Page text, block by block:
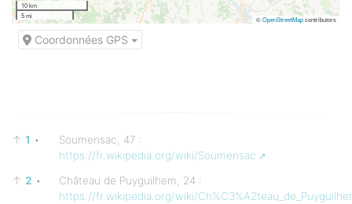
10 km
5 mi
©OpenStreetMapcontributors
Coordonnées GPS
↑ 1 •
Soumensac, 47 :
https://fr.wikipedia.org/wiki/Soumensac
↑ 2 •
Château de Puyguilhem, 24 :
https://fr.wikipedia.org/wiki/